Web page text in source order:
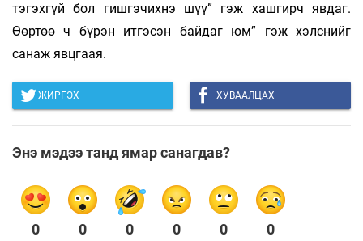
тэгэхгүй бол гишгэчихнэ шүү” гэж хашгирч явдаг.
Өөртөө ч бүрэн итгэсэн байдаг юм” гэж хэлснийг
санаж явцгаая.
ЖИРГЭХ ХУВААЛЦАХ
Энэ мэдээ танд ямар санагдав?
0 0 0 0 0 0